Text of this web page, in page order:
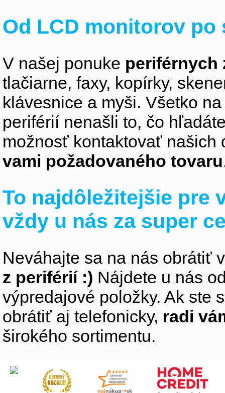
Od LCD monitorov
V našej ponuke periférnych
tlačiarne, faxy, kopírky,
klávesnice a myši. Všetko
periférií nenašli to, čo
možnosť kontaktovať
vami požadovaného tovaru
To najdôležitejšie pre
vždy u nás za super
Neváhajte sa na nás obrátiť
z periférií :) Nájdete u nás
výpredajové položky. Ak ste
obrátiť aj telefonicky, radi
širokého sortimentu.